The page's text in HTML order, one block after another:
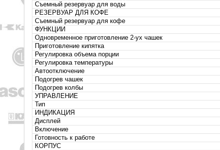
Съемный резервуар для воды
РЕЗЕРВУАР ДЛЯ КОФЕ
Съемный резервуар для кофе
ФУНКЦИИ
Одновременное приготовление 2-ух чашек
Приготовление кипятка
Регулировка объема порции
Регулировка температуры
Автоотключение
Подогрев чашек
Подогрев колбы
УПРАВЛЕНИЕ
Тип
ИНДИКАЦИЯ
Дисплей
Включение
Готовность к работе
КОРПУС